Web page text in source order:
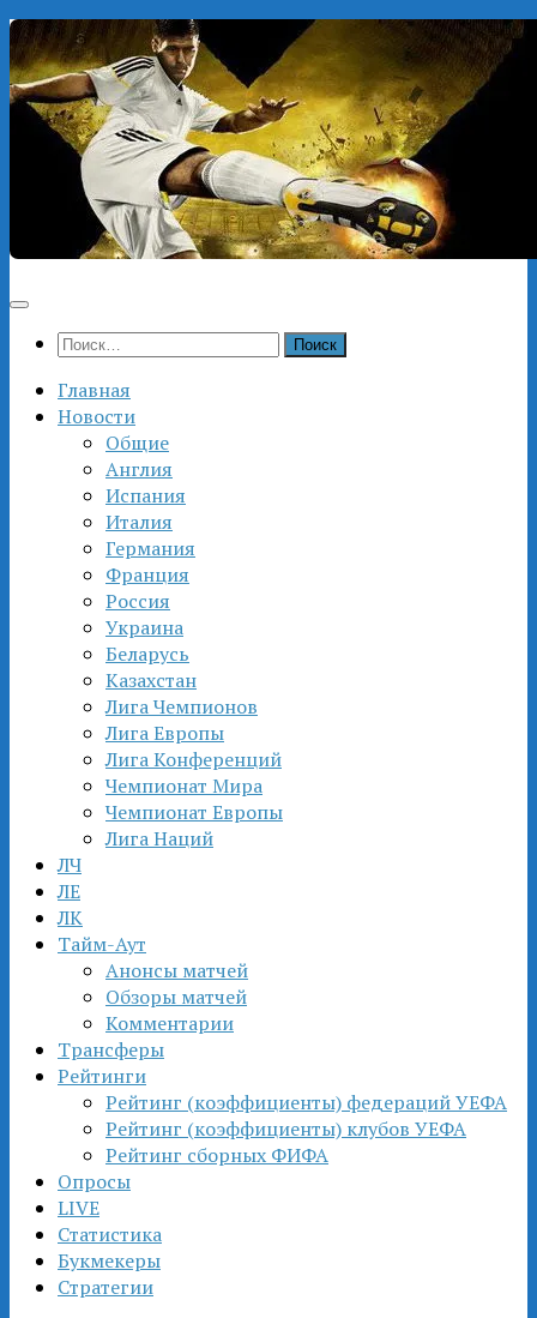
Перейти
к
содержимому
Найти:
Главная
Новости
Общие
Англия
Испания
Италия
Германия
Франция
Россия
Украина
Беларусь
Казахстан
Лига Чемпионов
Лига Европы
Лига Конференций
Чемпионат Мира
Чемпионат Европы
Лига Наций
ЛЧ
ЛЕ
ЛК
Тайм-Аут
Анонсы матчей
Обзоры матчей
Комментарии
Трансферы
Рейтинги
Рейтинг (коэффициенты) федераций УЕФА
Рейтинг (коэффициенты) клубов УЕФА
Рейтинг сборных ФИФА
Опросы
LIVE
Статистика
Букмекеры
Стратегии